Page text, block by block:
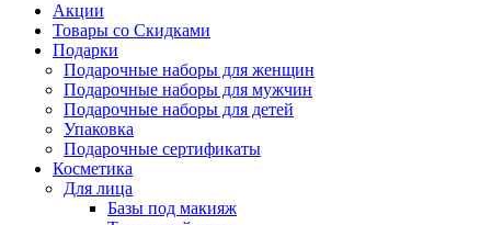
Акции
Товары со Скидками
Подарки
Подарочные наборы для женщин
Подарочные наборы для мужчин
Подарочные наборы для детей
Упаковка
Подарочные сертификаты
Косметика
Для лица
Базы под макияж